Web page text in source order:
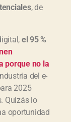
, de
el 95 %
porque no la
del e-
2025
Quizás lo
oportunidad